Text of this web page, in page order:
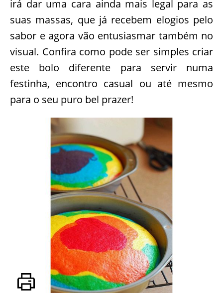
irá dar uma cara ainda mais legal para as
suas massas, que já recebem elogios pelo
sabor e agora vão entusiasmar também no
visual. Confira como pode ser simples criar
este bolo diferente para servir numa
festinha, encontro casual ou até mesmo
para o seu puro bel prazer!